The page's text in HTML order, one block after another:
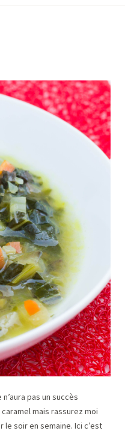
pas un succès
mais rassurez moi
soir en semaine. Ici c’est